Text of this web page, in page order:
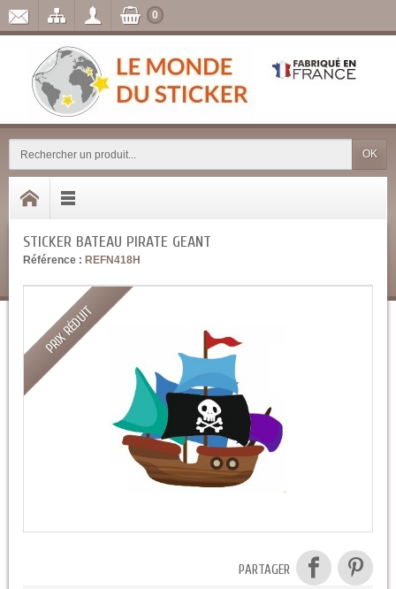
OK
0
STICKER BATEAU PIRATE GEANT
Référence : REFN418H
PRIX RÉDUIT
PARTAGER